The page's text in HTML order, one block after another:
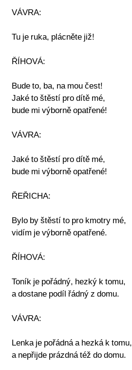
VÁVRA:
Tu je ruka, plácněte již!
ŘÍHOVÁ:
Bude to, ba, na mou čest!
Jaké to štěstí pro dítě mé,
bude mi výborně opatřené!
VÁVRA:
Jaké to štěstí pro dítě mé,
bude mi výborně opatřené!
ŘEŘICHA:
Bylo by štěstí to pro kmotry mé,
vidím je výborně opatřené.
ŘÍHOVÁ:
Toník je pořádný, hezký k tomu,
a dostane podíl řádný z domu.
VÁVRA:
Lenka je pořádná a hezká k tomu,
a nepřijde prázdná též do domu.